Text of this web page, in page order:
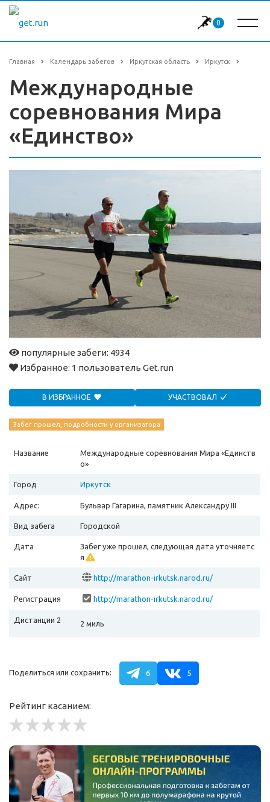
0
Главная Календарь забегов Иркутская область Иркутск
Международные
соревнования Мира
«Единство»
популярные забеги: 4934
Избранное: 1 пользователь Get.run
В ИЗБРАННОЕ УЧАСТВОВАЛ
Забег прошел, подробности у организатора
Название
Международные соревнования Мира «Единств
о»
Город Иркутск
Адрес: Бульвар Гагарина, памятник Александру III
Вид забега Городской
Дата
Забег уже прошел, следующая дата уточняетс
я
Сайт http://marathon-irkutsk.narod.ru/
Регистрация http://marathon-irkutsk.narod.ru/
Дистанции 2 2 миль
Поделиться или сохранить: 6 5
Рейтинг касанием: